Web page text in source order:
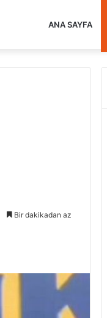
ANA SAYFA
Bir dakikadan az